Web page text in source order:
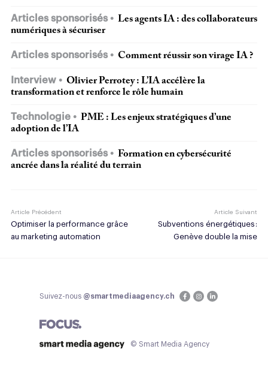
Articles sponsorisés
Les agents IA : des collaborateurs
numériques à sécuriser
Articles sponsorisés Comment réussir son virage IA ?
Interview
Olivier Perrotey : L’IA accélère la
transformation et renforce le rôle humain
Technologie
PME : Les enjeux stratégiques d’une
adoption de l’IA
Articles sponsorisés
Formation en cybersécurité
ancrée dans la réalité du terrain
Article Précédent
Optimiser la performance grâce
au marketing automation
Article Suivant
Subventions énergétiques :
Genève double la mise
Suivez-nous @smartmediaagency.ch
© Smart Media Agency